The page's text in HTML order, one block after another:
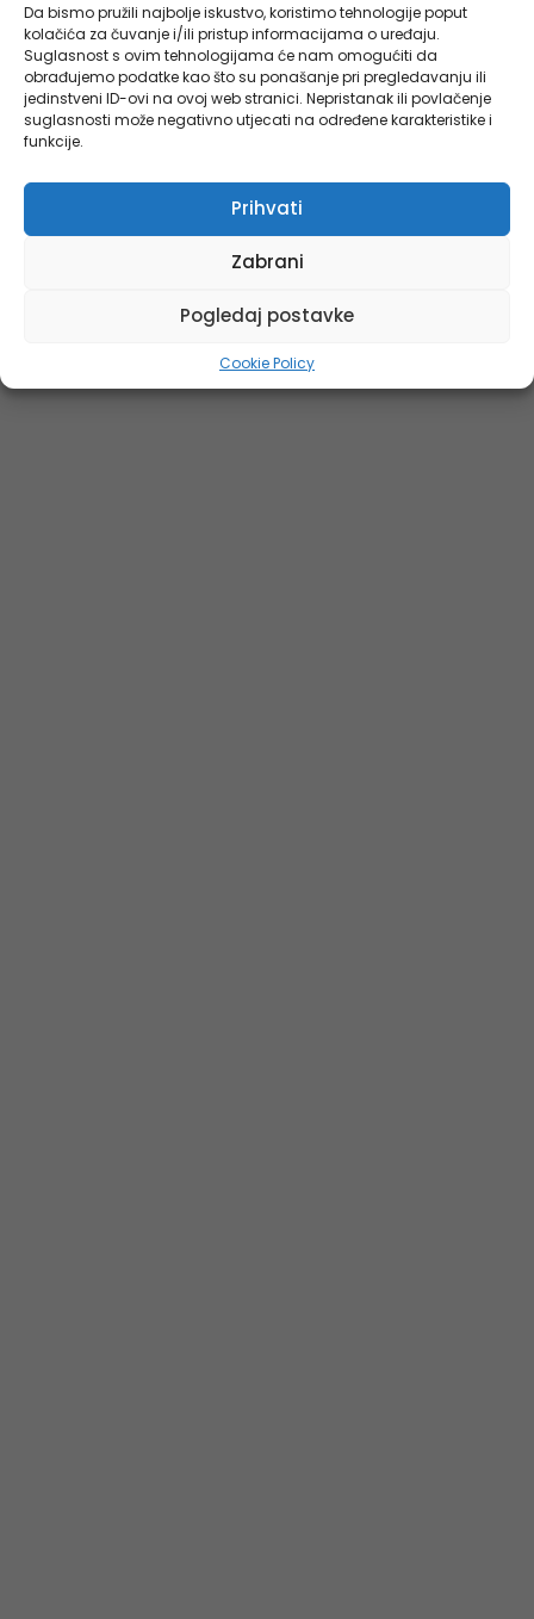
Da bismo pružili najbolje iskustvo, koristimo tehnologije poput
kolačića za čuvanje i/ili pristup informacijama o uređaju.
Suglasnost s ovim tehnologijama će nam omogućiti da
obrađujemo podatke kao što su ponašanje pri pregledavanju ili
jedinstveni ID-ovi na ovoj web stranici. Nepristanak ili povlačenje
suglasnosti može negativno utjecati na određene karakteristike i
funkcije.
Prihvati
Zabrani
Pogledaj postavke
Cookie Policy